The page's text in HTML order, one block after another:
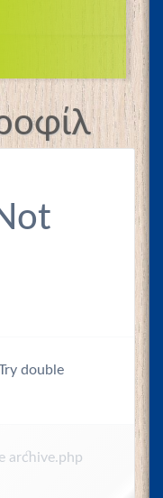
double
archive.php